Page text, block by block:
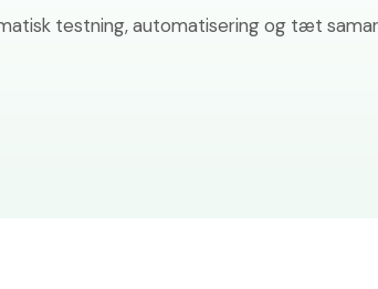
testning, automatisering og tæt